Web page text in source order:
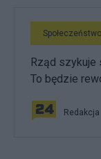
Społeczeństwo
Rząd szykuje
To będzie
Redakcja